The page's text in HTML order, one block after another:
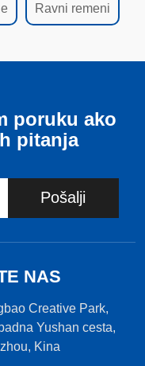
Ravni remeni
poruku ako
pitanja
Pošalji
NAS
Creative Park,
Yushan cesta,
Kina